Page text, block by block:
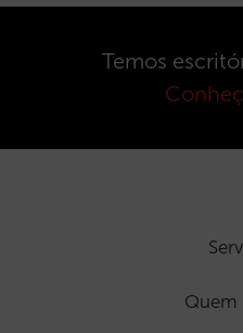
Temos
Quem